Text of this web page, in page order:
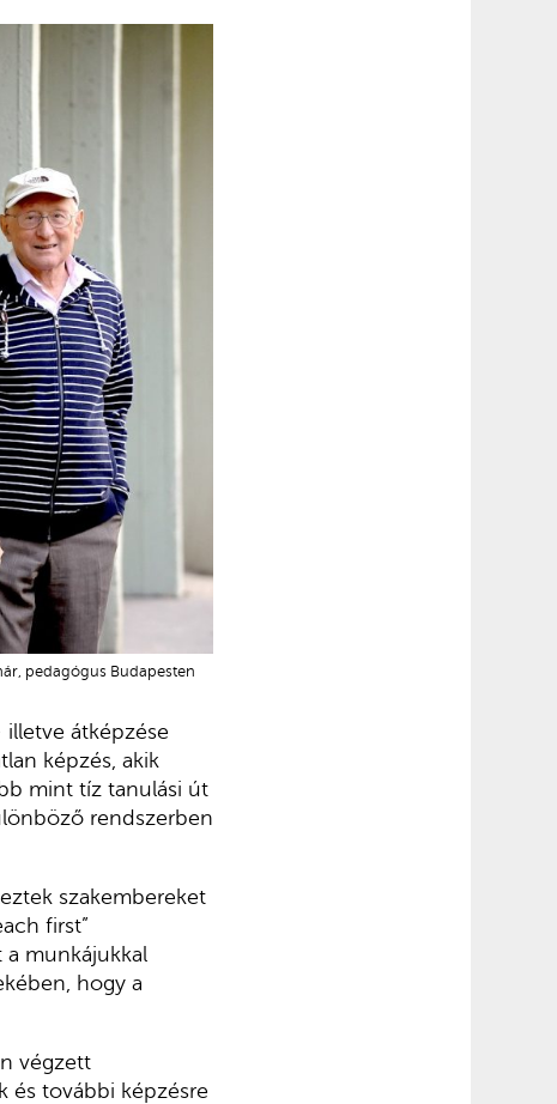
pedagógus Budapesten
átképzése
képzés, akik
mint tíz tanulási út
rendszerben
szakembereket
first”
munkájukkal
hogy a
végzett
és további képzésre